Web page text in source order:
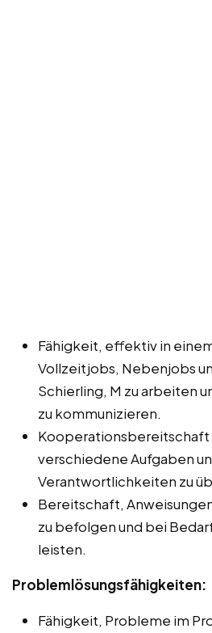
Fähigkeit, effektiv in
Vollzeitjobs, Nebenjobs
Schierling, M zu arbeiten
zu kommunizieren.
Kooperationsbereitschaft
verschiedene Aufgaben
Verantwortlichkeiten zu
Bereitschaft,
zu befolgen und bei
leisten.
Problemlösungsfähigkeiten:
Fähigkeit, Probleme im